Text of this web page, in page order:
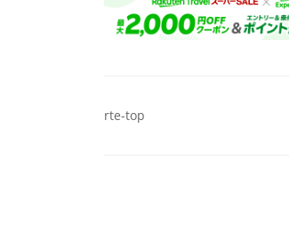
投
rte-top